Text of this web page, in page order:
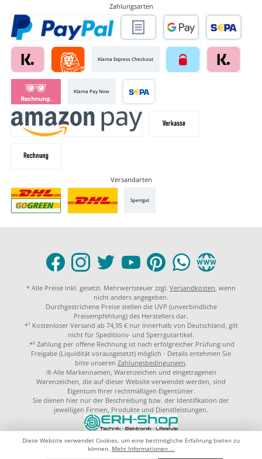
Zahlungsarten
Klarna Express Checkout
Klarna Pay Now
Versandarten
Sperrgut
* Alle Preise inkl. gesetzl. Mehrwertsteuer zzgl. Versandkosten, wenn
nicht anders angegeben.
Durchgestrichene Preise stellen die UVP (unverbindliche
Preisempfehlung) des Herstellers dar.
*¹ Kostenloser Versand ab 74,95 € nur innerhalb von Deutschland, gilt
nicht für Speditions- und Sperrgutartikel.
.*² Zahlung per offene Rechnung ist nach erfolgreicher Prüfung und
Freigabe (Liquidität vorausgesetzt) möglich - Details entehmen Sie
bitte unseren Zahlungsbedingungen.
® Alle Markennamen, Warenzeichen und eingetragenen
Warenzeichen, die auf dieser Website verwendet werden, sind
Eigentum Ihrer rechtmäßigen Eigentümer.
Sie dienen hier nur der Beschreibung bzw. der Identifikation der
jeweiligen Firmen, Produkte und Dienstleistungen.
Diese Website verwendet Cookies, um eine bestmögliche Erfahrung bieten zu
können. Mehr Informationen ...